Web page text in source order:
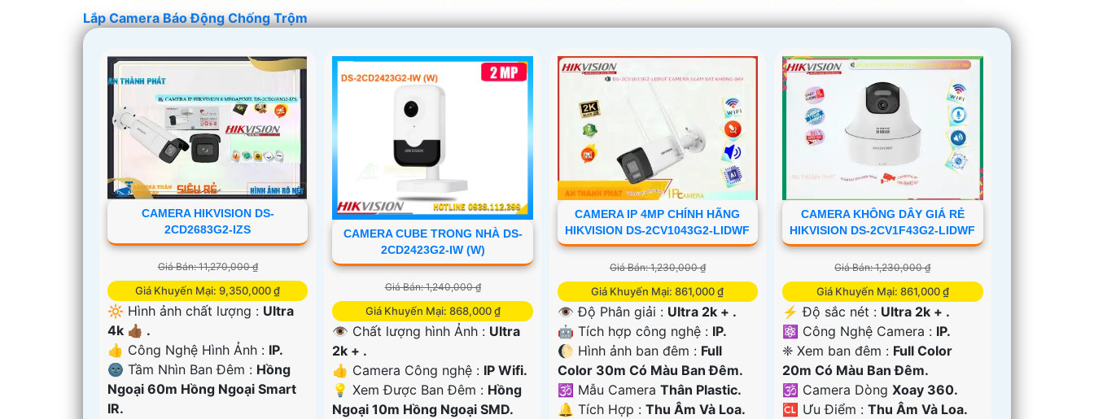
Lắp Camera Báo Động Chống Trộm
CAMERA HIKVISION DS-
2CD2683G2-IZS
Giá Bán: 11,270,000 ₫
Giá Khuyến Mại: 9,350,000 ₫
🔆 Hình ảnh chất lượng : Ultra
4k 👍🏾 .
👍 Công Nghệ Hình Ảnh : IP.
🌚 Tầm Nhìn Ban Đêm : Hồng
Ngoại 60m Hồng Ngoại Smart
IR.
CAMERA CUBE TRONG NHÀ DS-
2CD2423G2-IW (W)
Giá Bán: 1,240,000 ₫
Giá Khuyến Mại: 868,000 ₫
👁 Chất lượng hình Ảnh : Ultra
2k + .
👍 Camera Công nghệ : IP Wifi.
💡 Xem Được Ban Đêm : Hồng
Ngoại 10m Hồng Ngoại SMD.
CAMERA IP 4MP CHÍNH HÃNG
HIKVISION DS-2CV1043G2-LIDWF
Giá Bán: 1,230,000 ₫
Giá Khuyến Mại: 861,000 ₫
👁 Độ Phân giải : Ultra 2k + .
🤖️ Tích hợp công nghệ : IP.
🌔 Hình ảnh ban đêm : Full
Color 30m Có Màu Ban Ðêm.
🕉️ Mẫu Camera Thân Plastic.
️🔔 Tích Hợp : Thu Âm Và Loa.
CAMERA KHÔNG DÂY GIÁ RẺ
HIKVISION DS-2CV1F43G2-LIDWF
Giá Bán: 1,230,000 ₫
Giá Khuyến Mại: 861,000 ₫
️⚡ Độ sắc nét : Ultra 2k + .
⚛️ Công Nghệ Camera : IP.
❈ Xem ban đêm : Full Color
20m Có Màu Ban Ðêm.
🕉️ Camera DòngXoay 360.
️🆑 Ưu Điểm :Thu Âm Và Loa.